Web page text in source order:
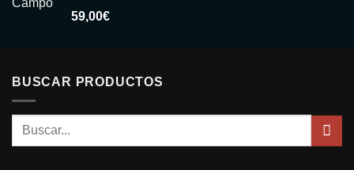
Valorado
con
59,00€
BUSCAR PRODUCTOS
Buscar